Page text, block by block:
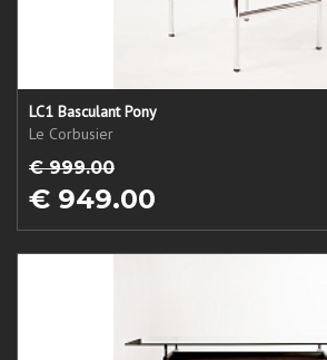
LC1 Basculant Pony
Le Corbusier
€ 999.00
€ 949.00